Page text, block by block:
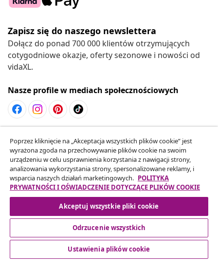
Zapisz się do naszego newslettera
Dołącz do ponad 700 000 klientów otrzymujących
cotygodniowe okazje, oferty sezonowe i nowości od
vidaXL.
Nasze profile w mediach społecznościowych
Odstąpienie od umowy
Złóż wniosek o odstąpienie od umowy dotyczącej
Twojego zamówienia.
Odstąpienie od umowy
Obsługa Klienta
Biznes
Poprzez kliknięcie na „Akceptacja wszystkich plików cookie” jest
wyrażona zgoda na przechowywanie plików cookie na swoim
urządzeniu w celu usprawnienia korzystania z nawigacji strony,
analizowania wykorzystania strony, spersonalizowane reklamy, i
wsparcia naszych działań marketingowych. POLITYKA
PRYWATNOŚCI I OŚWIADCZENIE DOTYCZĄCE PLIKÓW COOKIE
Akceptuj wszystkie pliki cookie
Odrzucenie wszystkich
Ustawienia plików cookie